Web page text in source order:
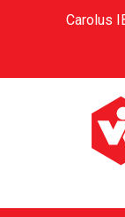
Carolus